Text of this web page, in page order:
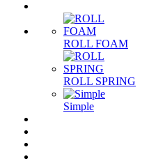
ROLL FOAM
ROLL SPRING
Simple